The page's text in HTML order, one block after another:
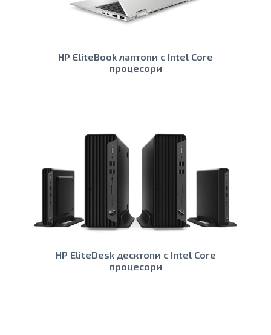
HP EliteBook лаптопи с Intel Core
процесори
HP EliteDesk десктопи с Intel Core
процесори